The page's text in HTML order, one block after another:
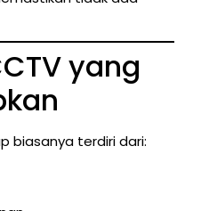
yang
biasanya terdiri dari: